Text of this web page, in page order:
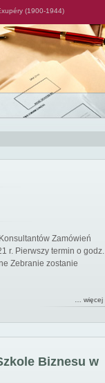
(1900-1944)
Zamówień
r. Pierwszy termin o godz.
Zebranie zostanie
… więcej
Biznesu w